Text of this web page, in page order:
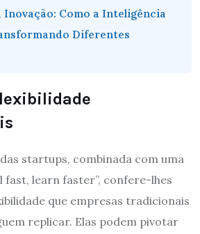
Inovação: Como a Inteligência
Diferentes
startups, combinada com uma
fast, learn faster”, confere-lhes
que empresas tradicionais
replicar. Elas podem pivotar